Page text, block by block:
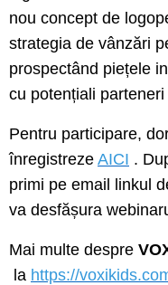
nou concept de
strategia de vânzări
prospectând piețele
cu potențiali
Pentru participare,
înregistreze AICI .
primi pe email linkul
va desfășura
Mai multe despre
la https://